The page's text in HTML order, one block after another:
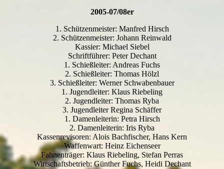
2005-07/08er
1. Schützenmeister: Manfred Hirsch
2. Schützenmeister: Johann Reinwald
Kassier: Michael Siebel
Schriftführer: Peter Dechant
1. Schießleiter: Andreas Fuchs
2. Schießleiter: Thomas Hölzl
3. Schießleiter: Werner Schwabenbauer
1. Jugendleiter: Klaus Riebeling
2. Jugendleiter: Thomas Ryba
3. Jugendleiter Regina Schäffer
1. Damenleiterin: Petra Hirsch
2. Damenleiterin: Iris Ryba
Kassenrevisoren: Alois Bachfischer, Hans Kern
Waffenwart: Heinz Eichenseer
Fahnenträger: Klaus Riebeling, Stefan Perras
Wirtschaftsbetrieb: Günther Fuchs, Heidi Dechant